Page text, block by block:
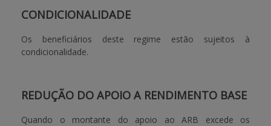
CONDICIONALIDADE
Os beneficiários deste regime estão sujeitos à
condicionalidade.
REDUÇÃO DO APOIO A RENDIMENTO BASE
Quando o montante do apoio ao ARB excede os